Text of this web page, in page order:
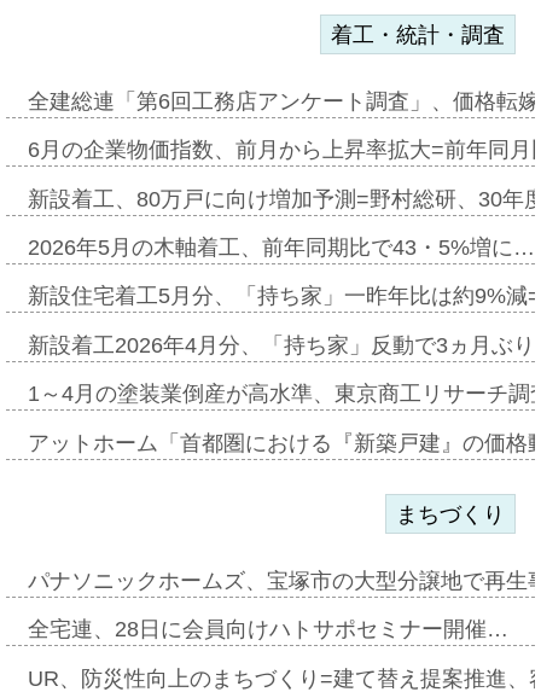
着工・統計・調査
全建総連「第6回工務店アンケート調査」、価格転
6月の企業物価指数、前月から上昇率拡大=前年同
新設着工、80万戸に向け増加予測=野村総研、30年
2026年5月の木軸着工、前年同期比で43・5%増に…
新設住宅着工5月分、「持ち家」一昨年比は約9%
新設着工2026年4月分、「持ち家」反動で3ヵ月ぶ
1～4月の塗装業倒産が高水準、東京商工リサーチ
アットホーム「首都圏における『新築戸建』の価
まちづくり
パナソニックホームズ、宝塚市の大型分譲地で再
全宅連、28日に会員向けハトサポセミナー開催…
UR、防災性向上のまちづくり=建て替え提案推進